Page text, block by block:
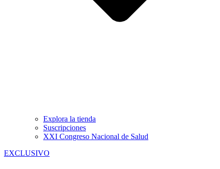
Explora la tienda
Suscripciones
XXI Congreso Nacional de Salud
EXCLUSIVO